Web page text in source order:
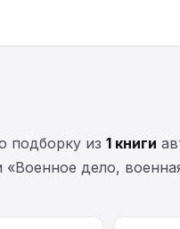
подборку из 1 книги
дело,